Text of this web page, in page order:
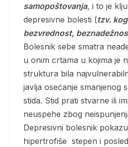
samopoštovanja, i to je
depresivne bolesti (tzv.
bezvrednost,
Bolesnik sebe smatra
u onim crtama u kojima je
struktura bila
javlja osećanje smanjenog
stida. Stid prati stvarne ili
neuspehe zbog
Depresivni bolesnik
hipertrofiše stepen i